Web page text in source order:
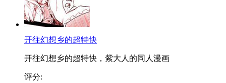
开往幻想乡的超特快
开往幻想乡的超特快，紫大人的同人漫画
评分: